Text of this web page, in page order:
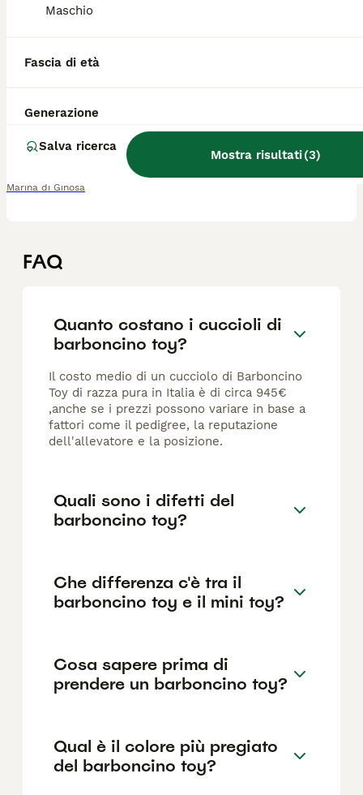
Maschio
Fascia di età
Generazione
Salva ricerca
Mostra risultati(3)
Sesso
Marina di Ginosa
FAQ
Quanto costano i cuccioli di
barboncino toy?
Il costo medio di un cucciolo di Barboncino
Toy di razza pura in Italia è di circa 945€
,anche se i prezzi possono variare in base a
fattori come il pedigree, la reputazione
dell'allevatore e la posizione.
Quali sono i difetti del
barboncino toy?
Che differenza c'è tra il
barboncino toy e il mini toy?
Cosa sapere prima di
prendere un barboncino toy?
Qual è il colore più pregiato
del barboncino toy?